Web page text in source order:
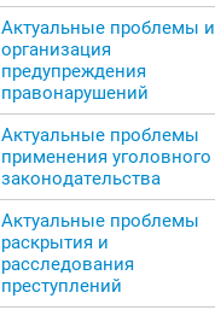
Актуальные проблемы и
организация
предупреждения
правонарушений
Актуальные проблемы
применения уголовного
законодательства
Актуальные проблемы
раскрытия и
расследования
преступлений